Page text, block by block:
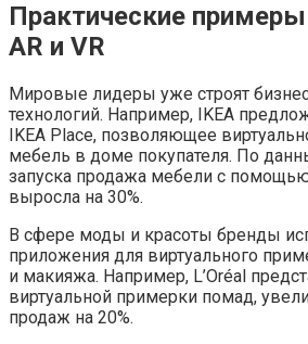
Практические
AR и VR
Мировые лидеры уже строят
технологий. Например, IKEA
IKEA Place, позволяющее
мебель в доме покупателя. По
запуска продажа мебели с помощью
выросла на 30%.
В сфере моды и красоты бренды
приложения для виртуального
и макияжа. Например, L’Oréal
виртуальной примерки помад,
продаж на 20%.